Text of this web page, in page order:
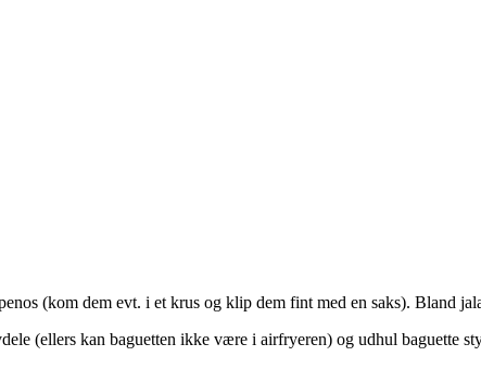
(kom dem evt. i et krus og klip dem fint med en saks). Bland
(ellers kan baguetten ikke være i airfryeren) og udhul baguette